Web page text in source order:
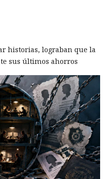
historias, lograban que la
sus últimos ahorros